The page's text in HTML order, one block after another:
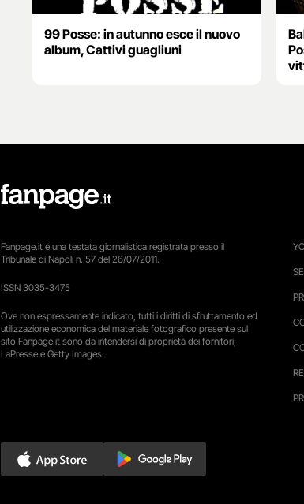
99 Posse: in autunno esce il nuovo
album, Cattivi guagliuni
Fanpage.it è una testata giornalistica registrata presso il
Tribunale di Napoli n. 57 del 26/07/2011.
ISSN 3035-3475
Ove non espressamente indicato, tutti i diritti di sfruttamento ed
utilizzazione economica del materiale fotografico presente sul
sito Fanpage.it sono da intendersi di proprietà dei fornitori,
LaPresse e Getty Images.